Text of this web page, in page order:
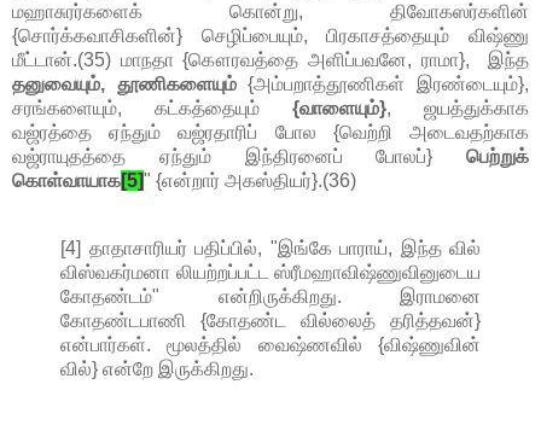
மஹாசுரர்களைக் கொன்று, திவோகஸர்களின்
{சொர்க்கவாசிகளின்} செழிப்பையும், பிரகாசத்தையும் விஷ்ணு
மீட்டான்.(35) மாநதா {கௌரவத்தை அளிப்பவனே, ராமா}, இந்த
தனுவையும், தூணிகளையும்{அம்பறாத்தூணிகள் இரண்டையும்},
சரங்களையும், கட்கத்தையும் {வாளையும்}, ஜயத்துக்காக
வஜ்ரத்தை ஏந்தும் வஜ்ரதாரிப் போல {வெற்றி அடைவதற்காக
வஜ்ராயுதத்தை ஏந்தும் இந்திரனைப் போலப்} பெற்றுக்
கொள்வாயாக[5]" {என்றார் அகஸ்தியர்}.(36)
[4] தாதாசாரியர் பதிப்பில், "இங்கே பாராய், இந்த வில்
விஸ்வகர்மனா லியற்றப்பட்ட ஸ்ரீமஹாவிஷ்ணுவினுடைய
கோதண்டம்" என்றிருக்கிறது. இராமனை
கோதண்டபாணி {கோதண்ட வில்லைத் தரித்தவன்}
என்பார்கள். மூலத்தில் வைஷ்ணவில் {விஷ்ணுவின்
வில்} என்றே இருக்கிறது.